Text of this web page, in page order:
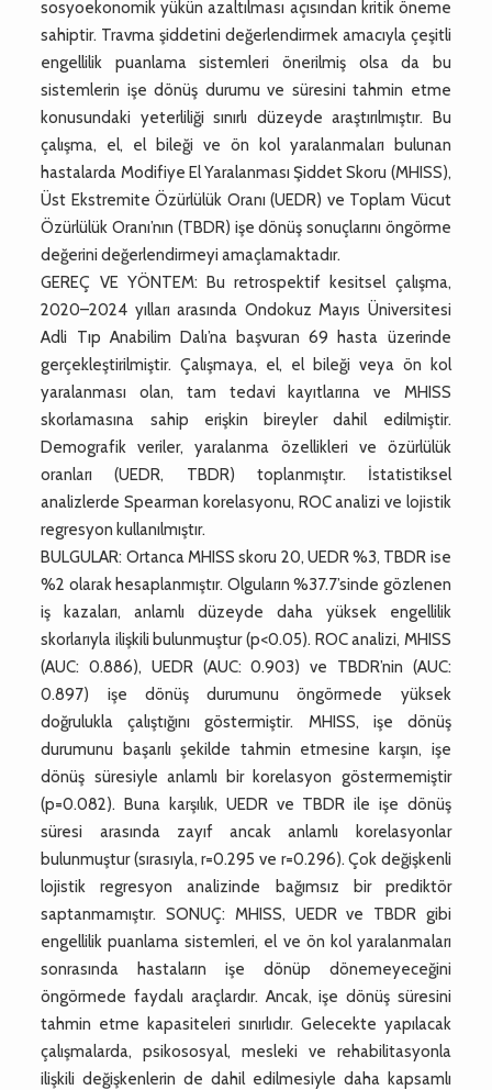
sosyoekonomik yükün azaltılması açısından kritik öneme
sahiptir. Travma şiddetini değerlendirmek amacıyla çeşitli
engellilik puanlama sistemleri önerilmiş olsa da bu
sistemlerin işe dönüş durumu ve süresini tahmin etme
konusundaki yeterliliği sınırlı düzeyde araştırılmıştır. Bu
çalışma, el, el bileği ve ön kol yaralanmaları bulunan
hastalarda Modifiye El Yaralanması Şiddet Skoru (MHISS),
Üst Ekstremite Özürlülük Oranı (UEDR) ve Toplam Vücut
Özürlülük Oranı’nın (TBDR) işe dönüş sonuçlarını öngörme
değerini değerlendirmeyi amaçlamaktadır.
GEREÇ VE YÖNTEM: Bu retrospektif kesitsel çalışma,
2020–2024 yılları arasında Ondokuz Mayıs Üniversitesi
Adli Tıp Anabilim Dalı’na başvuran 69 hasta üzerinde
gerçekleştirilmiştir. Çalışmaya, el, el bileği veya ön kol
yaralanması olan, tam tedavi kayıtlarına ve MHISS
skorlamasına sahip erişkin bireyler dahil edilmiştir.
Demografik veriler, yaralanma özellikleri ve özürlülük
oranları (UEDR, TBDR) toplanmıştır. İstatistiksel
analizlerde Spearman korelasyonu, ROC analizi ve lojistik
regresyon kullanılmıştır.
BULGULAR: Ortanca MHISS skoru 20, UEDR %3, TBDR ise
%2 olarak hesaplanmıştır. Olguların %37.7’sinde gözlenen
iş kazaları, anlamlı düzeyde daha yüksek engellilik
skorlarıyla ilişkili bulunmuştur (p<0.05). ROC analizi, MHISS
(AUC: 0.886), UEDR (AUC: 0.903) ve TBDR’nin (AUC:
0.897) işe dönüş durumunu öngörmede yüksek
doğrulukla çalıştığını göstermiştir. MHISS, işe dönüş
durumunu başarılı şekilde tahmin etmesine karşın, işe
dönüş süresiyle anlamlı bir korelasyon göstermemiştir
(p=0.082). Buna karşılık, UEDR ve TBDR ile işe dönüş
süresi arasında zayıf ancak anlamlı korelasyonlar
bulunmuştur (sırasıyla, r=0.295 ve r=0.296). Çok değişkenli
lojistik regresyon analizinde bağımsız bir prediktör
saptanmamıştır. SONUÇ: MHISS, UEDR ve TBDR gibi
engellilik puanlama sistemleri, el ve ön kol yaralanmaları
sonrasında hastaların işe dönüp dönemeyeceğini
öngörmede faydalı araçlardır. Ancak, işe dönüş süresini
tahmin etme kapasiteleri sınırlıdır. Gelecekte yapılacak
çalışmalarda, psikososyal, mesleki ve rehabilitasyonla
ilişkili değişkenlerin de dahil edilmesiyle daha kapsamlı